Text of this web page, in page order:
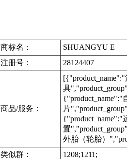
商标名：
SHUANGYU E
注册号：
28124407
商品/服务：
具
片
置
外胎（轮胎）
类似群：
1208;1211;